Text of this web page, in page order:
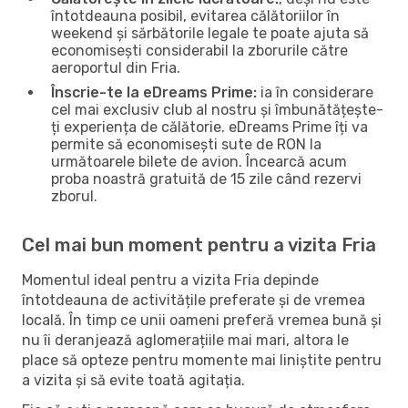
întotdeauna posibil, evitarea călătoriilor în
weekend și sărbătorile legale te poate ajuta să
economisești considerabil la zborurile către
aeroportul din Fria.
Înscrie-te la eDreams Prime: ia în considerare
cel mai exclusiv club al nostru și îmbunătățește-
ți experiența de călătorie. eDreams Prime îți va
permite să economisești sute de RON la
următoarele bilete de avion. Încearcă acum
proba noastră gratuită de 15 zile când rezervi
zborul.
Cel mai bun moment pentru a vizita Fria
Momentul ideal pentru a vizita Fria depinde
întotdeauna de activitățile preferate și de vremea
locală. În timp ce unii oameni preferă vremea bună și
nu îi deranjează aglomerațiile mai mari, altora le
place să opteze pentru momente mai liniștite pentru
a vizita și să evite toată agitația.